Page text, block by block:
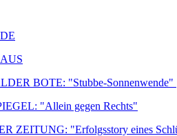
BOTE: "Stubbe-Sonnenwende"
"Allein gegen Rechts"
ZEITUNG: "Erfolgsstory eines